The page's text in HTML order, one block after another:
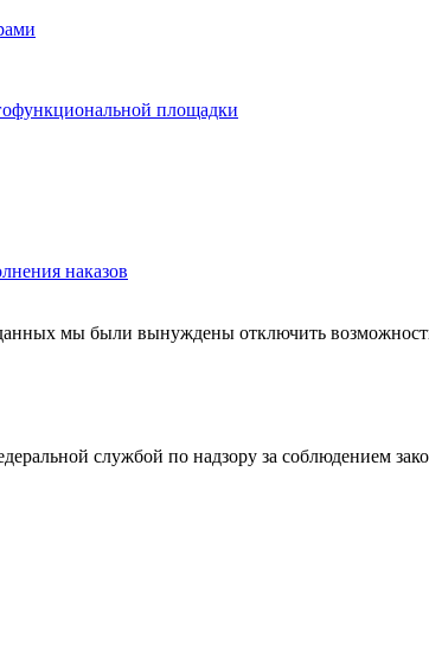
площадки
наказов
мы были вынуждены отключить
службой по надзору за соблюдением